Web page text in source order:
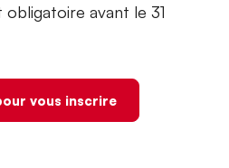
avant le 31
vous inscrire